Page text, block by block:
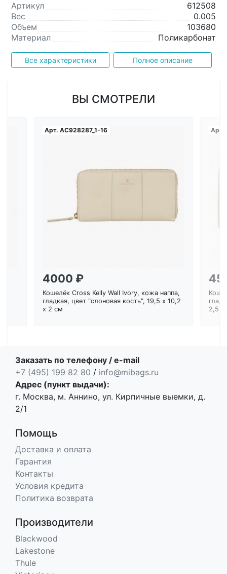
Артикул
612508
Вес
0.005
Объем
103680
Материал
Поликарбонат
Все характеристики Полное описание
ВЫ СМОТРЕЛИ
Арт. AC928287_1-16
4000 ₽
Кошелёк Cross Kelly Wall Ivory, кожа наппа,
гладкая, цвет "слоновая кость", 19,5 x 10,2
x 2 см
Арт.
2,5
Заказать по телефону / e-mail
+7 (495) 199 82 80 / info@mibags.ru
Адрес (пункт выдачи):
г. Москва, м. Аннино, ул. Кирпичные выемки, д.
2/1
Помощь
Доставка и оплата
Гарантия
Контакты
Условия кредита
Политика возврата
Производители
Blackwood
Lakestone
Thule